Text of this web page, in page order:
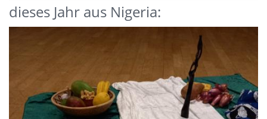
dieses Jahr aus Nigeria: